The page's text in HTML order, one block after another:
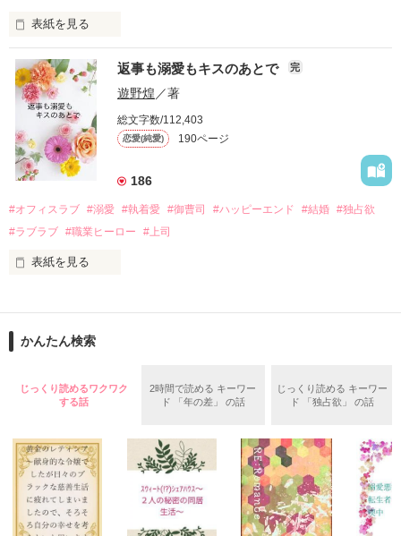
さらに、美桜が初めてだと知った哲平は
『責任をとる、結婚しよう』と真っ直ぐに告げてきた。
戸惑う美桜とは裏腹に、好きという気持ちを隠すことなく
甘やかしてくる。
そんなある日、哲平は美桜がストーカー被害に
遭っていることを知る。
美桜を守るため、哲平は同居を提案してきて――。
夏木美桜(なつきみお)
鳴海哲平 (なるみてっぺい)
2026.6.5～2026.7.25
＊以前、公開していた話の改稿版です＊
作品を読む
表紙を見る
おかしな噂を流されて前の職場でうまくいかなかった梅田美
桜は、海外で傷心旅行をしていたところ、日本人美青年と出会
い、酒の勢いもあり一夜限りの関係となる。
帰国後、美桜は新しい職場でワンナイトした美青年と再会。
なんと彼の正体は、とある財閥御曹司にも関わらず、一族を離
れて起業した新進気鋭の実業家、社内でも冷徹だと評判な社長
――御影恭司その人だったのだ――！
なぜか恭司から飼い猫の世話係を命じられた美桜は、猫の世
の関係となってしまい――？
返事も溺愛もキスのあとで 完
遊野煌 ／著
総文字数/112,403
恋愛(純愛) 190ページ
186
#オフィスラブ #溺愛 #執着愛 #御曹司 #ハッピーエンド #結婚 #独占欲
#ラブラブ #職業ヒーロー #上司
表紙を見る
ションの企画戦略室で働いている。
めた、同期で恋人の石垣守（26）がいるのだが、後輩の姫原由
守と由羅から『便利屋雛子』と馬鹿にされ、一人こっそり泣い
た上、同居まで提案してきて──？
鷹哉『宜しくな、俺の雛子』🦅
雛子『俺の……ひぃ、雛子？！！！』🐥
かんたん検索
じっくり読めるワクワク
する話
2時間で読める キーワー
ド 「年の差」 の話
じっくり読める キーワー
ド 「独占欲」 の話